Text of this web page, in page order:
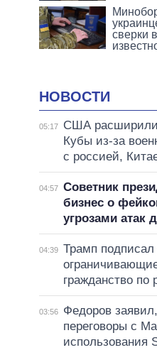
сверки
НОВОСТИ
05:17
США расширили
Кубы из-за
с россией,
04:57 Советник
бизнес о
угрозами атак
04:39 Трамп подписал
гражданство
03:56
Федоров
переговоры с
использования